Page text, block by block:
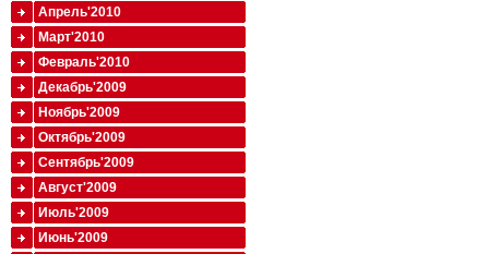
Апрель'2010
Март'2010
Февраль'2010
Декабрь'2009
Ноябрь'2009
Октябрь'2009
Сентябрь'2009
Август'2009
Июль'2009
Июнь'2009